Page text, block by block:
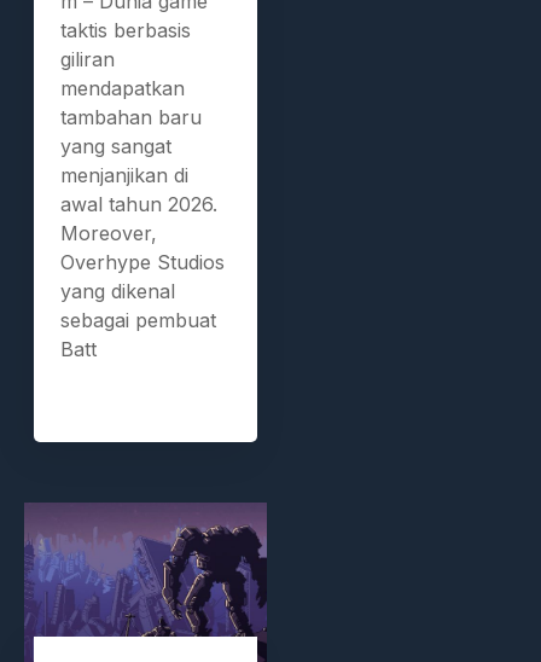
taktis berbasis
giliran
mendapatkan
tambahan baru
yang sangat
menjanjikan di
awal tahun 2026.
Moreover,
Overhype Studios
yang dikenal
sebagai pembuat
Batt